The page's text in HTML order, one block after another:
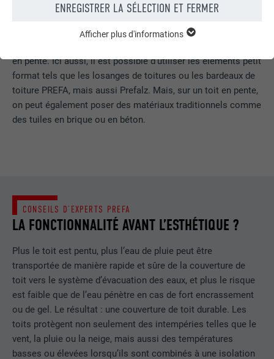
en pente. Ici aussi, il est possible d’utiliser les éléments petit
format tels que les losanges de toitures ou les bardeaux de
toiture PREFA, mais aussi Prefalz. Mais, sur un toit en pente,
on peut également poser des matériaux traditionnels comme
des tuiles en brique ou en béton.
LA FONCTIONNALITÉ AVANT L’ESTHÉTIQUE ?
CONSEILS D’EXPERTS PREFA
Plus le toit est pentu, plus l’eau de pluie peut être
transportée de manière rapide et sûre de la couverture de
toit vers le système d’évacuation des eaux, et plus le risque
est faible que de l’eau pénètre en cas de fort encrassement
ou de gel. Le résultat : une couverture de toit durable. Les
toits protègent non seulement des intempéries telles que le
vent, la pluie ou la neige, mais aussi des températures
basses ou élevées lorsqu’ils sont combinés à une isolation
ENREGISTRER LA SÉLECTION ET FERMER
fonctions de base du site Internet. Ils garantissent que le site
Internet fonctionne correctement.
NOM PHPSESSID
UTILITÉ
applications PHP et garantit que toutes
les fonctions de la page qui utilisent le
peuvent être affichées correctement.
NOM cookie_optin
FOURNISSEUR Sgalinski
EXPIRATION 12 mois
Afficher les informations relatives aux cookies
NOM _ga
EXPIRATION 2 ans
UTILITÉ
Enregistre un identifiant unique utilisé
pour générer des données statistiques
sur la manière dont l'utilisateur utilise le
site Internet.
Afficher les informations relatives aux cookies
COMPRIS)
Les cookies « Marketing et médias externes (services
américains compris) » sont utilisés par les annonceurs
(prestataires tiers) pour afficher de la publicité personnalisée.
Ils observent pour cela les visiteurs à travers les sites Internet.
Lorsque ces cookies sont acceptés, l'accès aux contenus des
plateformes vidéo et de réseaux sociaux ne nécessite plus de
consentement manuel.
Afficher plus d'informations